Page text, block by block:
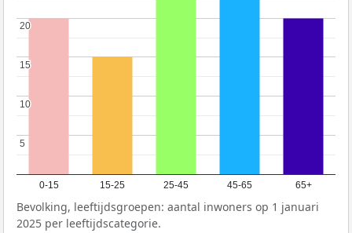
0-15 15-25 25-45 45-65 65+
5
5
10
10
15
15
20
20
Bevolking, leeftijdsgroepen: aantal inwoners op 1 januari
2025 per leeftijdscategorie.